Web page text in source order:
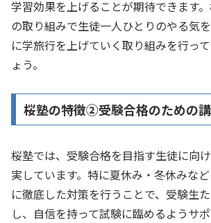
学習効果を上げることが期待できます
の取り組みで生徒一人ひとりのやる気
に学旅行を上げていく取り組みを行っ
ょう。
桜塾の特徴②受験合格のための
桜塾では、受験合格を目指す生徒に向
実しています。特に夏休み・冬休みな
に徹底した対策を行うことで、受験生
し、自信を持って試験に臨めるようサポ